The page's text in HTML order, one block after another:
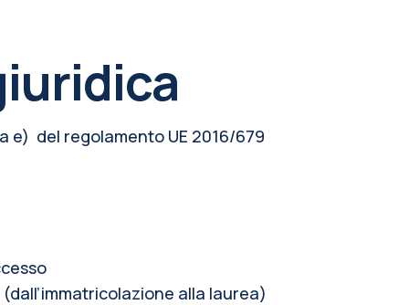
e) del regolamento UE 2016/679
alla laurea)